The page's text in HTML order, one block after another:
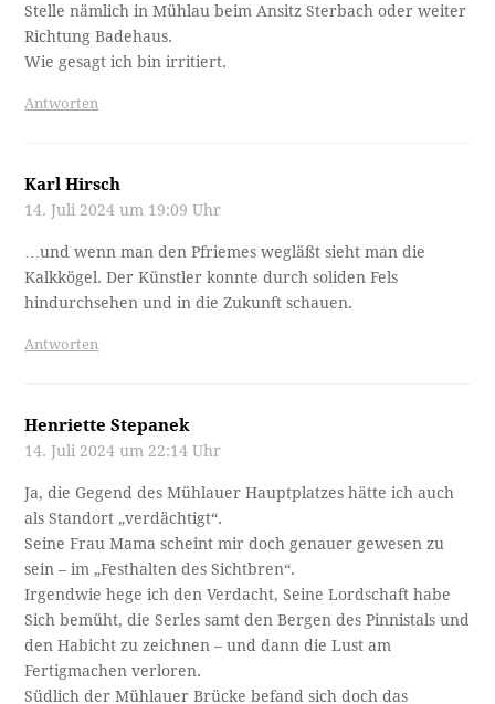
Stelle nämlich in Mühlau beim Ansitz Sterbach oder weiter
Richtung Badehaus.
Wie gesagt ich bin irritiert.
Antworten
Karl Hirsch
14. Juli 2024 um 19:09 Uhr
…und wenn man den Pfriemes wegläßt sieht man die
Kalkkögel. Der Künstler konnte durch soliden Fels
hindurchsehen und in die Zukunft schauen.
Antworten
Henriette Stepanek
14. Juli 2024 um 22:14 Uhr
Ja, die Gegend des Mühlauer Hauptplatzes hätte ich auch
als Standort „verdächtigt“.
Seine Frau Mama scheint mir doch genauer gewesen zu
sein – im „Festhalten des Sichtbren“.
Irgendwie hege ich den Verdacht, Seine Lordschaft habe
Sich bemüht, die Serles samt den Bergen des Pinnistals und
den Habicht zu zeichnen – und dann die Lust am
Fertigmachen verloren.
Südlich der Mühlauer Brücke befand sich doch das